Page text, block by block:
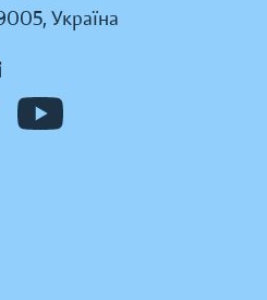
Україна